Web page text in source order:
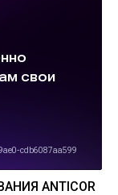
ANTICOR